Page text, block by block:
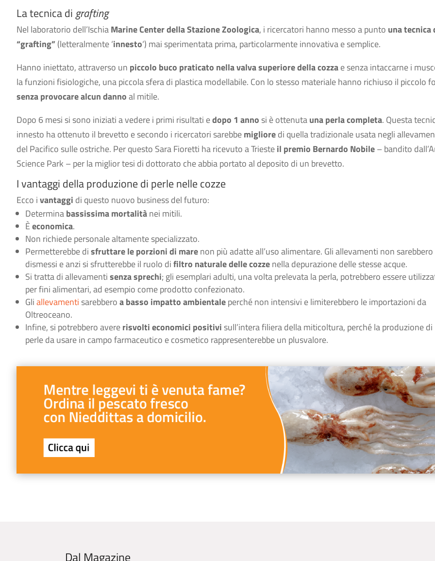
La tecnica di grafting
Nel laboratorio dell’IschiaMarine Center della Stazione Zoologica, i ricercatori hanno messo a punto una tecnica
“grafting”(letteralmente ‘innesto‘) mai sperimentata prima, particolarmente innovativa e semplice.
Hanno iniettato, attraverso un piccolo buco praticato nella valva superiore della cozzae senza intaccarne i
la funzioni fisiologiche, una piccola sfera di plastica modellabile. Con lo stesso materiale hanno richiuso il piccolo
senza provocare alcun dannoal mitile.
Dopo 6 mesi si sono iniziati a vedere i primi risultati edopo 1 anno si è ottenutauna perla completa. Questa
innesto ha ottenuto il brevetto e secondo i ricercatori sarebbemiglioredi quella tradizionale usata negli
del Pacifico sulle ostriche. Per questo Sara Fioretti ha ricevuto a Triesteil premio Bernardo Nobile– bandito
Science Park – per la miglior tesi di dottorato che abbia portato al deposito di un brevetto.
I vantaggi della produzione di perle nelle cozze
Ecco ivantaggi di questo nuovo business del futuro:
Determinabassissima mortalitànei mitili.
Èeconomica.
Non richiede personale altamente specializzato.
Permetterebbe disfruttare le porzioni di marenon più adatte all’uso alimentare. Gli allevamenti non sarebbero
dismessi e anzi si sfrutterebbe il ruolo difiltro naturale delle cozzenella depurazione delle stesse acque.
Si tratta di allevamentisenza sprechi; gli esemplari adulti, una volta prelevata la perla, potrebbero essere
per fini alimentari, ad esempio come prodotto confezionato.
Gliallevamenti sarebberoa basso impatto ambientaleperché non intensivi e limiterebbero le importazioni da
Oltreoceano.
Infine, si potrebbero avererisvolti economici positivi sull’intera filiera della miticoltura, perché la produzione di
perle da usare in campo farmaceutico e cosmetico rappresenterebbe un plusvalore.
Dal Magazine